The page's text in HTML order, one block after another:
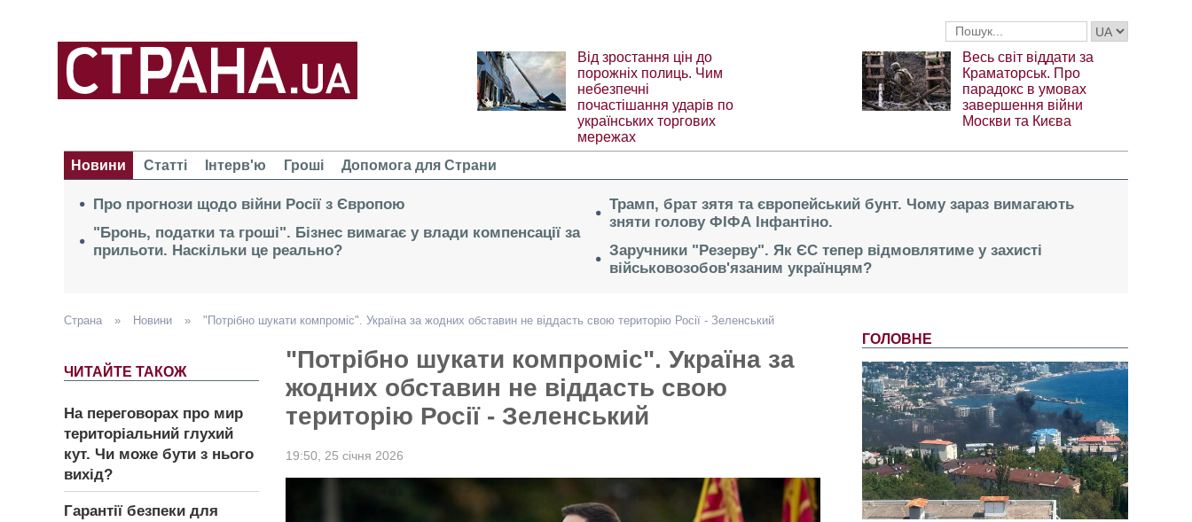
Від зростання цін до
порожніх полиць. Чим
небезпечні
почастішання ударів по
українських торгових
мережах
Весь світ віддати за
Краматорськ. Про
парадокс в умовах
завершення війни
Москви та Києва
Новини Статті Інтерв'ю Гроші Допомога для Страни
Про прогнози щодо війни Росії з Європою
"Бронь, податки та гроші". Бізнес вимагає у влади компенсації за
прильоти. Наскільки це реально?
Трамп, брат зятя та європейський бунт. Чому зараз вимагають
зняти голову ФІФА Інфантіно.
Заручники "Резерву". Як ЄС тепер відмовлятиме у захисті
військовозобов'язаним українцям?
ГОЛОВНЕ
Страна » Новини » "Потрібно шукати компроміс". Україна за жодних обставин не віддасть свою територію Росії - Зеленський
ЧИТАЙТЕ ТАКОЖ
На переговорах про мир
територіальний глухий
кут. Чи може бути з нього
вихід?
Гарантії безпеки для
"Потрібно шукати компроміс". Україна за
жодних обставин не віддасть свою
територію Росії - Зеленський
19:50, 25 січня 2026